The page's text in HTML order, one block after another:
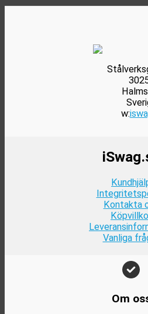
w:
Kontakta
Vanliga
Om